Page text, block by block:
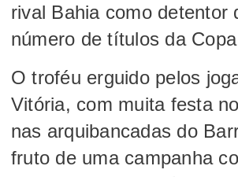
rival Bahia como detentor
número de títulos da
O troféu erguido pelos
Vitória, com muita festa
nas arquibancadas do
fruto de uma campanha